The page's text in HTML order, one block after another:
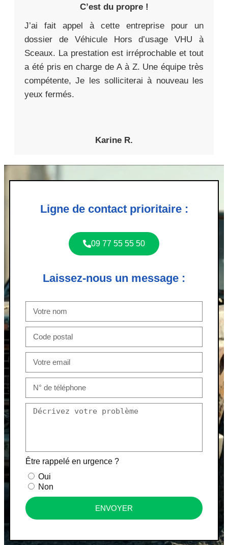
C’est du propre !
J’ai fait appel à cette entreprise pour un
dossier de Véhicule Hors d’usage VHU à
Sceaux. La prestation est irréprochable et tout
a été pris en charge de A à Z. Une équipe très
compétente, Je les solliciterai à nouveau les
yeux fermés.
Karine R.
Ligne de contact prioritaire :
09 77 55 55 50
Laissez-nous un message :
Être rappelé en urgence ?
Oui
Non
ENVOYER